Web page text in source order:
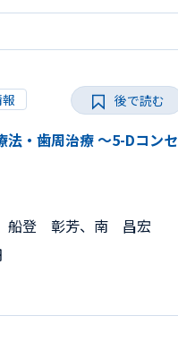
法・歯周治療 ～5-Dコンセ
船登 彰芳、南 昌宏
後で読む